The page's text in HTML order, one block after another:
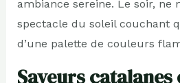
ambiance sereine. Le soir, ne
spectacle du soleil couchant
d’une palette de couleurs
Saveurs